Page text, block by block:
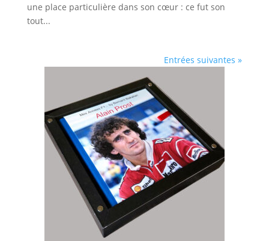
une place particulière dans son cœur : ce fut son
tout...
Entrées suivantes »